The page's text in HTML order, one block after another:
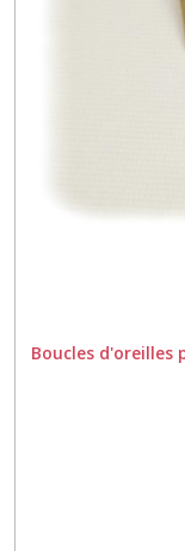
Boucles d'oreilles